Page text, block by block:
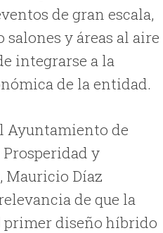
de gran escala,
y áreas al aire
integrarse a la
de la entidad.
Ayuntamiento de
y
Mauricio Díaz
de que la
primer diseño híbrido